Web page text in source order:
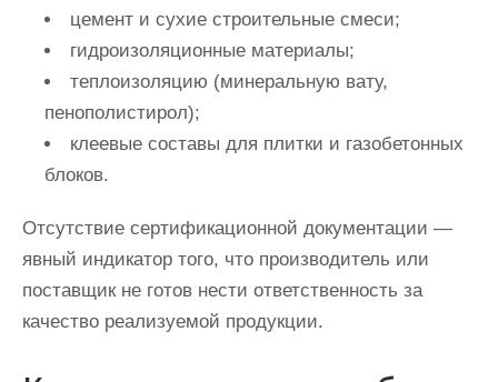
цемент и сухие строительные смеси;
гидроизоляционные материалы;
теплоизоляцию (минеральную вату,
пенополистирол);
клеевые составы для плитки и газобетонных
блоков.
Отсутствие сертификационной документации —
явный индикатор того, что производитель или
поставщик не готов нести ответственность за
качество реализуемой продукции.